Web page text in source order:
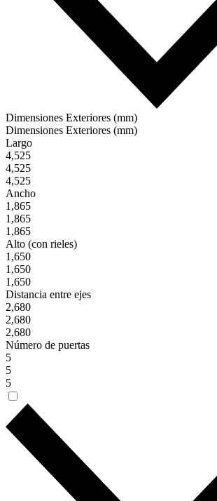
Dimensiones Exteriores (mm)
Dimensiones Exteriores (mm)
Largo
4,525
4,525
4,525
Ancho
1,865
1,865
1,865
Alto (con rieles)
1,650
1,650
1,650
Distancia entre ejes
2,680
2,680
2,680
Número de puertas
5
5
5